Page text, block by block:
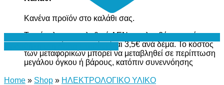
Κανένα προϊόν στο καλάθι σας.
Το σύνολο του καλαθιού ΔΕΝ περιλαμβάνει το κόστος
μεταφορικών, το οποίο είναι 3,5€ ανά δέμα. Το κόστος
των μεταφορικών μπορεί να μεταβληθεί σε περίπτωση
μεγάλου όγκου ή βάρους, κατόπιν συνεννόησης
Home » Shop » ΗΛΕΚΤΡΟΛΟΓΙΚΟ ΥΛΙΚΟ